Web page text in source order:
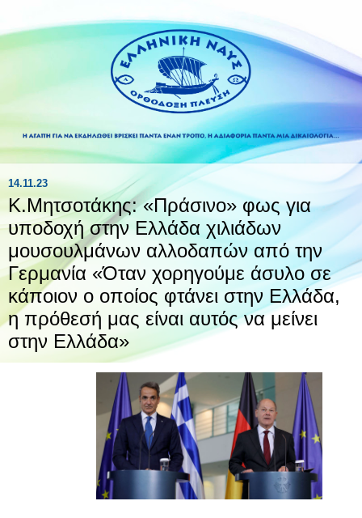
14.11.23
Κ.Μητσοτάκης: «Πράσινο» φως για
υποδοχή στην Ελλάδα χιλιάδων
μουσουλμάνων αλλοδαπών από την
Γερμανία «Όταν χορηγούμε άσυλο σε
κάποιον ο οποίος φτάνει στην Ελλάδα,
η πρόθεσή μας είναι αυτός να μείνει
στην Ελλάδα»